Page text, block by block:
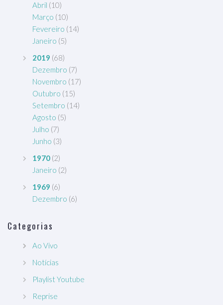
Abril (10)
Março (10)
Fevereiro (14)
Janeiro (5)
2019 (68)
Dezembro (7)
Novembro (17)
Outubro (15)
Setembro (14)
Agosto (5)
Julho (7)
Junho (3)
1970 (2)
Janeiro (2)
1969 (6)
Dezembro (6)
Categorias
Ao Vivo
Notícias
Playlist Youtube
Reprise